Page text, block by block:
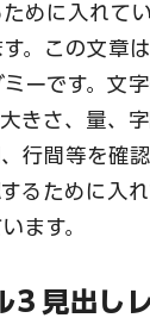
めに入れて
。この文章
ーです。文
きさ、量、
行間等を確
るために入
ます。
3 見出し